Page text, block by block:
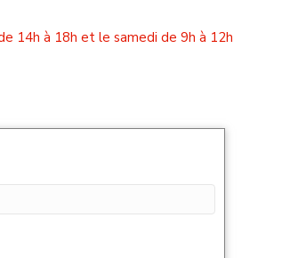
14h à 18h et le samedi de 9h à 12h